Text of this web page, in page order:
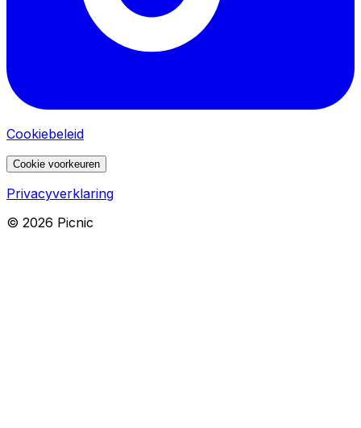
Cookiebeleid
Cookie voorkeuren
Privacyverklaring
© 2026 Picnic